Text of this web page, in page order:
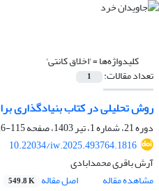
کلیدواژه‌ها ='اخلاق کانتی'
تعداد مقالات: 1
روش تحلیلی در کتاب بنیادگذاری
دوره 21، شماره 1، تیر 1403، صفحه
115-126
10.22034/iw.2025.493764.1816
آرش باقری محمدابادی
مشاهده مقاله
اصل مقاله 549.8 K